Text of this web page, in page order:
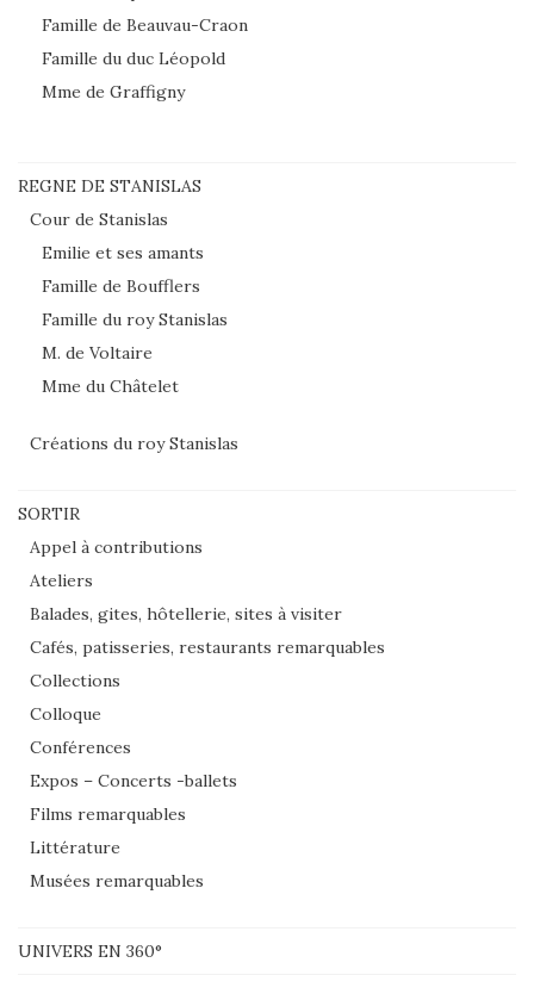
Famille de Beauvau-Craon
Famille du duc Léopold
Mme de Graffigny
REGNE DE STANISLAS
Cour de Stanislas
Emilie et ses amants
Famille de Boufflers
Famille du roy Stanislas
M. de Voltaire
Mme du Châtelet
Créations du roy Stanislas
SORTIR
Appel à contributions
Ateliers
Balades, gites, hôtellerie, sites à visiter
Cafés, patisseries, restaurants remarquables
Collections
Colloque
Conférences
Expos – Concerts -ballets
Films remarquables
Littérature
Musées remarquables
UNIVERS EN 360°